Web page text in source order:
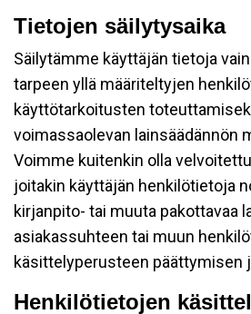
Tietojen säilytysaika
Säilytämme käyttäjän tietoja
tarpeen yllä määriteltyjen
käyttötarkoitusten
voimassaolevan lainsäädännön
Voimme kuitenkin olla
joitakin käyttäjän henkilötietoja
kirjanpito- tai muuta pakottavaa
asiakassuhteen tai muun
käsittelyperusteen päättymisen
Henkilötietojen